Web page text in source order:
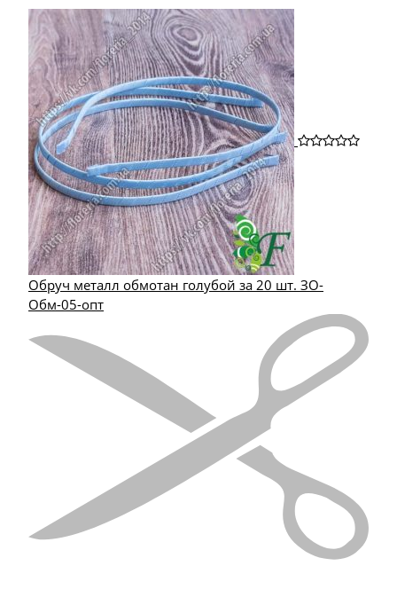
Обруч металл обмотан голубой за 20 шт. ЗО-
Обм-05-опт